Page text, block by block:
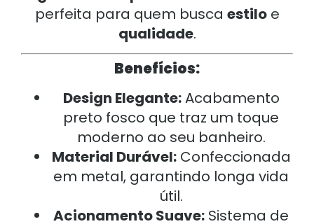
perfeita para quem busca estiloe
qualidade.
Benefícios:
Design Elegante:Acabamento
preto fosco que traz um toque
moderno ao seu banheiro.
Material Durável:Confeccionada
em metal, garantindo longa vida
útil.
Acionamento Suave: Sistema de